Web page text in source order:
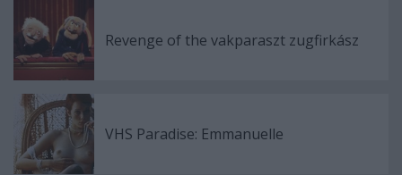
Revenge of the vakparaszt zugfirkász
VHS Paradise: Emmanuelle